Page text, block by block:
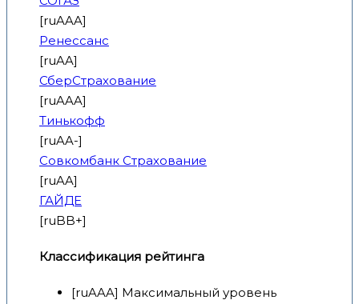
[ruAAA]
Ренессанс
[ruAA]
СберСтрахование
[ruAAA]
Тинькофф
[ruAA-]
Совкомбанк Страхование
[ruAA]
ГАЙДЕ
[ruBB+]
Классификация рейтинга
[ruAAA] Максимальный уровень